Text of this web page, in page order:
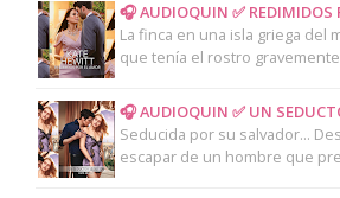
🎧 AUDIOQUIN ✅ REDIMIDOS
La finca en una isla griega del
que tenía el rostro
🎧 AUDIOQUIN ✅ UN
Seducida por su salvador...
escapar de un hombre que